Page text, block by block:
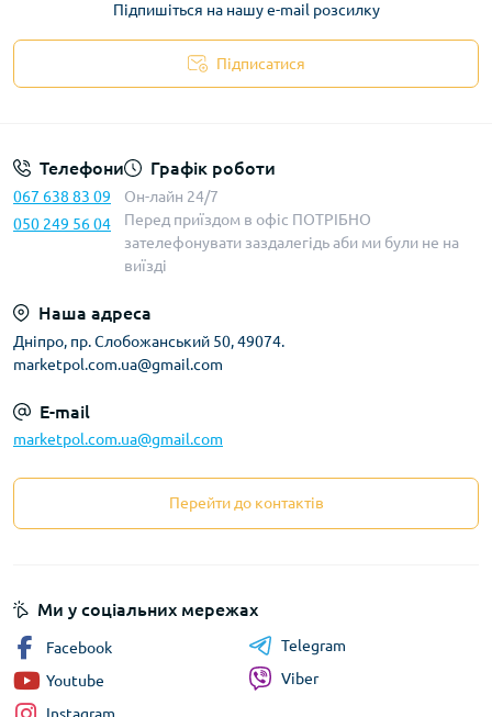
Підпишіться на нашу e-mail розсилку
Підписатися
Телефони
067 638 83 09
050 249 56 04
Графік роботи
Он-лайн 24/7
Перед приїздом в офіс ПОТРІБНО
зателефонувати заздалегідь аби ми були не на
виїзді
Наша адреса
Дніпро, пр. Слобожанський 50, 49074.
marketpol.com.ua@gmail.com
E-mail
marketpol.com.ua@gmail.com
Перейти до контактів
Ми у соціальних мережах
Facebook
Youtube
Telegram
Viber